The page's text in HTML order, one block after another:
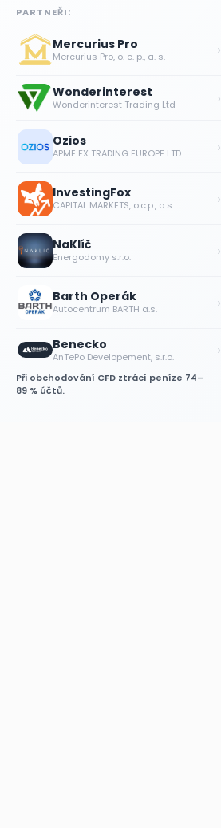
PARTNEŘI:
Mercurius Pro
Mercurius Pro, o. c. p., a. s. ›
Wonderinterest
Wonderinterest Trading Ltd ›
Ozios
APME FX TRADING EUROPE LTD ›
InvestingFox
CAPITAL MARKETS, o.c.p., a.s. ›
NaKlíč
Energodomy s.r.o. ›
Barth Operák
Autocentrum BARTH a.s. ›
Benecko
AnTePo Developement, s.r.o. ›
Při obchodování CFD ztrácí peníze 74–
89 % účtů.